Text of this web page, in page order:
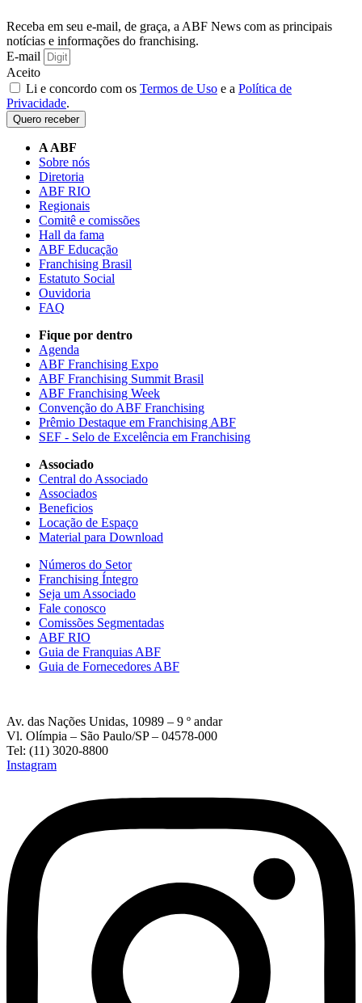
Receba em seu e-mail, de graça, a ABF News com as principais
notícias e informações do franchising.
E-mail
Aceito
Li e concordo com os Termos de Uso e a Política de
Privacidade.
Quero receber
A ABF
Sobre nós
Diretoria
ABF RIO
Regionais
Comitê e comissões
Hall da fama
ABF Educação
Franchising Brasil
Estatuto Social
Ouvidoria
FAQ
Fique por dentro
Agenda
ABF Franchising Expo
ABF Franchising Summit Brasil
ABF Franchising Week
Convenção do ABF Franchising
Prêmio Destaque em Franchising ABF
SEF - Selo de Excelência em Franchising
Associado
Central do Associado
Associados
Beneficios
Locação de Espaço
Material para Download
Números do Setor
Franchising Íntegro
Seja um Associado
Fale conosco
Comissões Segmentadas
ABF RIO
Guia de Franquias ABF
Guia de Fornecedores ABF
Av. das Nações Unidas, 10989 – 9 º andar
Vl. Olímpia – São Paulo/SP – 04578-000
Tel: (11) 3020-8800
Instagram